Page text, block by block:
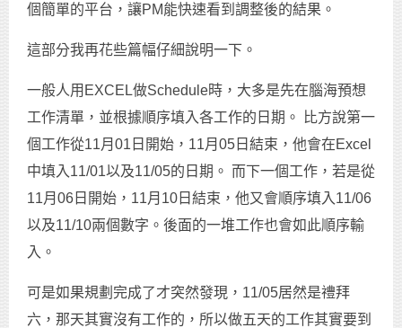
個簡單的平台，讓PM能快速看到調整後的結果。
這部分我再花些篇幅仔細說明一下。
一般人用EXCEL做Schedule時，大多是先在腦海預想
工作清單，並根據順序填入各工作的日期。 比方說第一
個工作從11月01日開始，11月05日結束，他會在Excel
中填入11/01以及11/05的日期。 而下一個工作，若是從
11月06日開始，11月10日結束，他又會順序填入11/06
以及11/10兩個數字。後面的一堆工作也會如此順序輸
入。
可是如果規劃完成了才突然發現，11/05居然是禮拜
六，那天其實沒有工作的，所以做五天的工作其實要到